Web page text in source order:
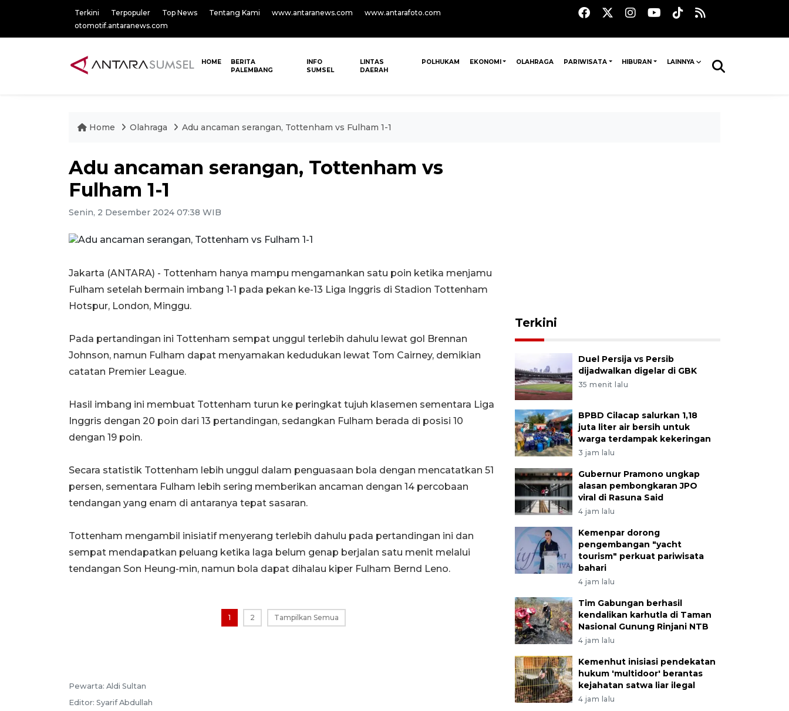
Terkini Terpopuler Top News Tentang Kami www.antaranews.com
www.antarafoto.com
otomotif.antaranews.com
HOME
BERITA
PALEMBANG
INFO
SUMSEL
LINTAS
DAERAH
POLHUKAM EKONOMI OLAHRAGA PARIWISATA HIBURAN LAINNYA
Home Olahraga Adu ancaman serangan, Tottenham vs Fulham 1-1
Adu ancaman serangan, Tottenham vs
Fulham 1-1
Senin, 2 Desember 2024 07:38 WIB
Jakarta (ANTARA) - Tottenham hanya mampu mengamankan satu poin ketika menjamu
Fulham setelah bermain imbang 1-1 pada pekan ke-13 Liga Inggris di Stadion Tottenham
Hotspur, London, Minggu.
Pada pertandingan ini Tottenham sempat unggul terlebih dahulu lewat gol Brennan
Johnson, namun Fulham dapat menyamakan kedudukan lewat Tom Cairney, demikian
catatan Premier League.
Hasil imbang ini membuat Tottenham turun ke peringkat tujuh klasemen sementara Liga
Inggris dengan 20 poin dari 13 pertandingan, sedangkan Fulham berada di posisi 10
dengan 19 poin.
Secara statistik Tottenham lebih unggul dalam penguasaan bola dengan mencatatkan 51
persen, sementara Fulham lebih sering memberikan ancaman dengan 14 percobaan
tendangan yang enam di antaranya tepat sasaran.
Tottenham mengambil inisiatif menyerang terlebih dahulu pada pertandingan ini dan
sempat mendapatkan peluang ketika laga belum genap berjalan satu menit melalui
tendangan Son Heung-min, namun bola dapat dihalau kiper Fulham Bernd Leno.
1 2 Tampilkan Semua
Pewarta: Aldi Sultan
Editor: Syarif Abdullah
Terkini
Duel Persija vs Persib
dijadwalkan digelar di GBK
35 menit lalu
BPBD Cilacap salurkan 1,18
juta liter air bersih untuk
warga terdampak kekeringan
3 jam lalu
Gubernur Pramono ungkap
alasan pembongkaran JPO
viral di Rasuna Said
4 jam lalu
Kemenpar dorong
pengembangan "yacht
tourism" perkuat pariwisata
bahari
4 jam lalu
Tim Gabungan berhasil
kendalikan karhutla di Taman
Nasional Gunung Rinjani NTB
4 jam lalu
Kemenhut inisiasi pendekatan
hukum 'multidoor' berantas
kejahatan satwa liar ilegal
4 jam lalu